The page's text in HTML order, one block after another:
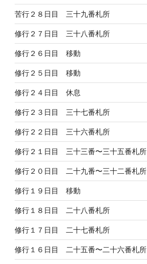
苦行２８日目 三十九番札所
修行２７日目 三十八番札所
修行２６日目 移動
修行２５日目 移動
修行２４日目 休息
修行２３日目 三十七番札所
修行２２日目 三十六番札所
修行２１日目 三十三番〜三十五番札所
修行２０日目 二十九番〜三十二番札所
修行１９日目 移動
修行１８日目 二十八番札所
修行１７日目 二十七番札所
修行１６日目 二十五番〜二十六番札所